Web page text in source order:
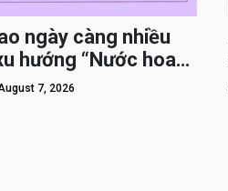
ngày càng nhiều
hướng “Nước hoa
7, 2026